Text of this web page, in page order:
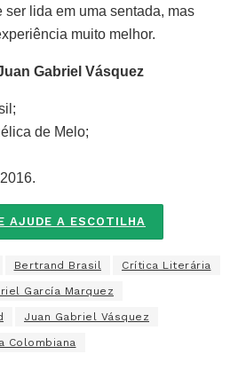
ser lida em uma sentada, mas
muito melhor.
Gabriel Vásquez
de Melo;
AJUDE A ESCOTILHA
Bertrand Brasil Crítica Literária
García Marquez
Juan Gabriel Vásquez
Colombiana